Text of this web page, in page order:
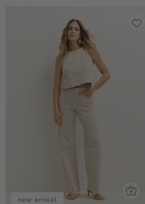
new arrival